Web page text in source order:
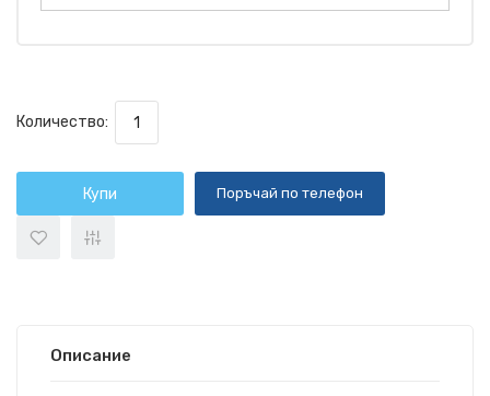
Количество:
Купи Поръчай по телефон
Описание